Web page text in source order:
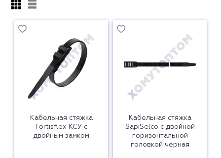
Кабельная стяжка
Fortisflex КСУ с
двойным замком
Кабельная стяжка
SapiSelco с двойной
горизонтальной
головкой черная